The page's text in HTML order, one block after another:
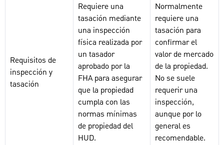
Requisitos de
inspección y
tasación
Requiere una
tasación mediante
una inspección
física realizada por
un tasador
aprobado por la
FHA para asegurar
que la propiedad
cumpla con las
normas mínimas
de propiedad del
HUD.
Normalmente
requiere una
tasación para
confirmar el
valor de mercado
de la propiedad.
No se suele
requerir una
inspección,
aunque por lo
general es
recomendable.